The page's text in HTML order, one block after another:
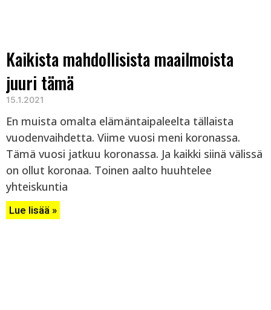
Kaikista mahdollisista maailmoista
juuri tämä
15.1.2021
En muista omalta elämäntaipaleelta tällaista
vuodenvaihdetta. Viime vuosi meni koronassa.
Tämä vuosi jatkuu koronassa. Ja kaikki siinä välissä
on ollut koronaa. Toinen aalto huuhtelee
yhteiskuntia
Lue lisää »